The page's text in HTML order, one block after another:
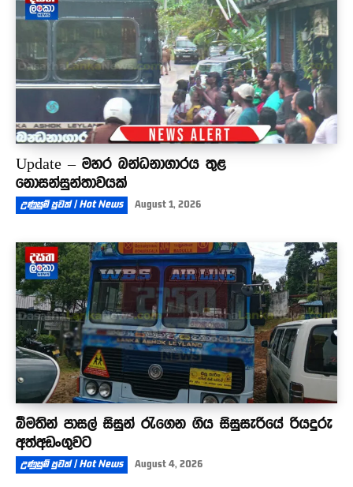
Update – මහර බන්ධනාගාරය තුළ
නොසන්සුන්තාවයක්
උණුසුම් පුවත් | Hot News August 1, 2026
බීමතින් පාසල් සිසුන් රැගෙන ගිය සිසුසැරියේ රියදුරු
අත්අඩංගුවට
උණුසුම් පුවත් | Hot News August 4, 2026